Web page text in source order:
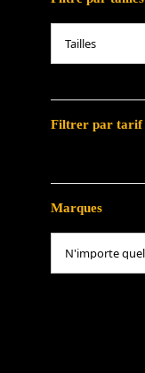
Filtrer par tarif
Marques